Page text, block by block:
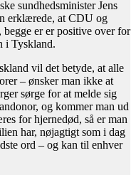
sundhedsminister Jens
erklærede, at CDU og
begge er er positive over for
i Tyskland.
vil det betyde, at alle
– ønsker man ikke at
sørge for at melde sig
og kommer man ud
for hjernedød, så er man
har, nøjagtigt som i dag
ord – og kan til enhver